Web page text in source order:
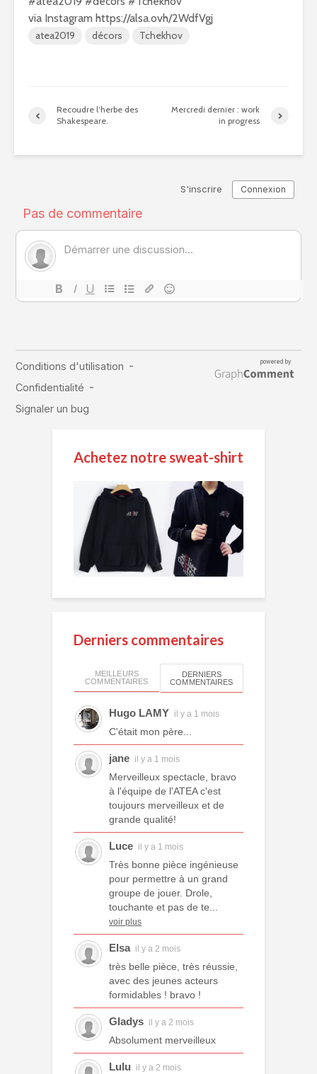
via Instagram https://alsa.ovh/2WdfVgj
atea2019 décors Tchekhov
Recoudre l’herbe des
Shakespeare.
Mercredi dernier : work
in progress
Achetez notre sweat-shirt
Derniers commentaires
MEILLEURS
COMMENTAIRES
DERNIERS
COMMENTAIRES
Hugo LAMY il y a 1 mois
C'était mon père...
jane il y a 1 mois
Merveilleux spectacle, bravo
à l'équipe de l'ATEA c'est
toujours merveilleux et de
grande qualité!
Luce il y a 1 mois
Très bonne pièce ingénieuse
pour permettre à un grand
groupe de jouer. Drole,
touchante et pas de te...
voir plus
Elsa il y a 2 mois
très belle pièce, très réussie,
avec des jeunes acteurs
formidables ! bravo !
Gladys il y a 2 mois
Absolument merveilleux
Lulu il y a 2 mois